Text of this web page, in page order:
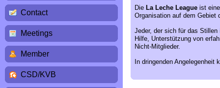
Contact
Meetings
Member
CSD/KVB
Die La Leche League ist
Organisation auf dem Gebiet
Jeder, der sich für das
Hilfe, Unterstützung von
Nicht-Mitglieder.
In dringenden